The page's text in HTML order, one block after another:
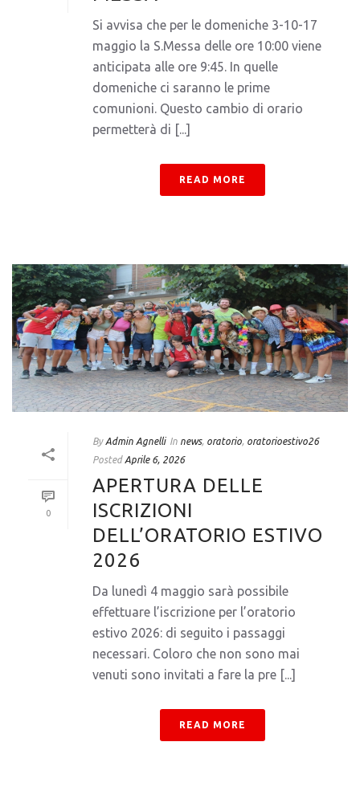
Si avvisa che per le domeniche 3-10-17
maggio la S.Messa delle ore 10:00 viene
anticipata alle ore 9:45. In quelle
domeniche ci saranno le prime
comunioni. Questo cambio di orario
permetterà di [...]
READ MORE
0
By Admin Agnelli In news, oratorio, oratorioestivo26
Posted Aprile 6, 2026
APERTURA DELLE
ISCRIZIONI
DELL’ORATORIO ESTIVO
2026
Da lunedì 4 maggio sarà possibile
effettuare l’iscrizione per l’oratorio
estivo 2026: di seguito i passaggi
necessari. Coloro che non sono mai
venuti sono invitati a fare la pre [...]
READ MORE